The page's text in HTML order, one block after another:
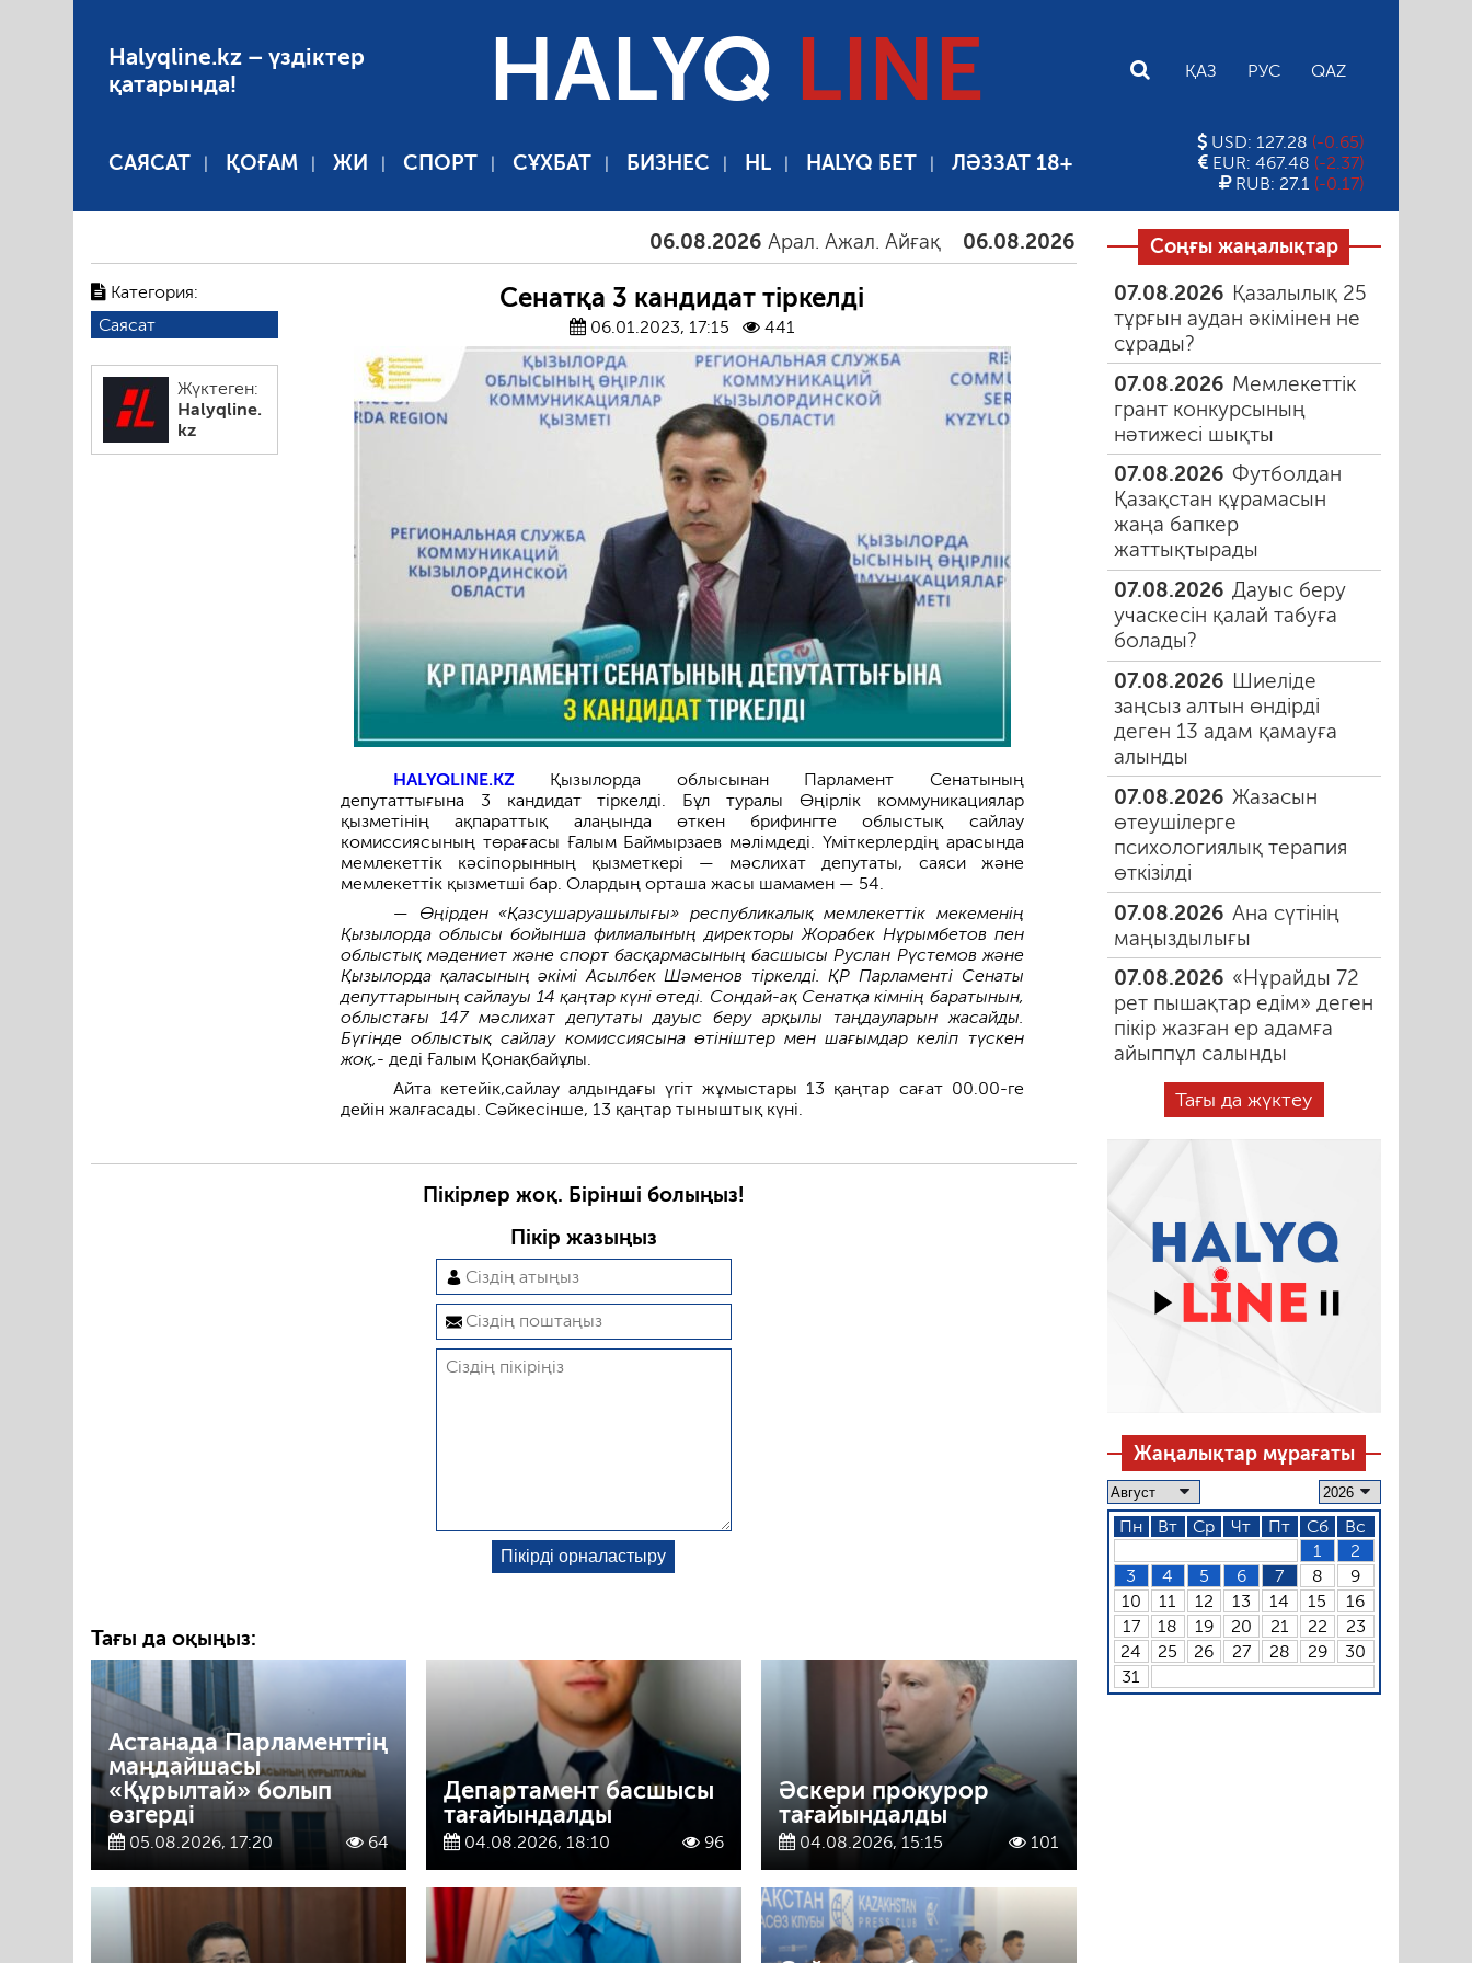
Halyqline.kz – үздіктер
қатарында!
HALYQ LINE ҚАЗ РУС QAZ
САЯСАТ ҚОҒАМ ЖИ СПОРТ СҰХБАТ БИЗНЕС HL HALYQ БЕТ ЛӘЗЗАТ 18+
USD: 127.28 (-0.65)
EUR: 467.48 (-2.37)
RUB: 27.1 (-0.17)
06.08.2026 Арал. Ажал. Айғақ 06.08.2026 Тамыздағы таңғы түтін 06.08.2026
Категория:
Саясат
Жүктеген:
Halyqline.
kz
Сенатқа 3 кандидат тіркелді
06.01.2023, 17:15 441
HALYQLINE.KZ Қызылорда облысынан Парламент Сенатының
депутаттығына 3 кандидат тіркелді. Бұл туралы Өңірлік коммуникациялар
қызметінің ақпараттық алаңында өткен брифингте облыстық сайлау
комиссиясының төрағасы Ғалым Баймырзаев мәлімдеді. Үміткерлердің арасында
мемлекеттік кәсіпорынның қызметкері — мәслихат депутаты, саяси және
мемлекеттік қызметші бар. Олардың орташа жасы шамамен — 54.
— Өңірден «Қазсушаруашылығы» республикалық мемлекеттік мекеменің
Қызылорда облысы бойынша филиалының директоры Жорабек Нұрымбетов пен
облыстық мәдениет және спорт басқармасының басшысы Руслан Рүстемов және
Қызылорда қаласының әкімі Асылбек Шәменов тіркелді. ҚР Парламенті Сенаты
депуттарының сайлауы 14 қаңтар күні өтеді. Сондай-ақ Сенатқа кімнің баратынын,
облыстағы 147 мәслихат депутаты дауыс беру арқылы таңдауларын жасайды.
Бүгінде облыстық сайлау комиссиясына өтініштер мен шағымдар келіп түскен
жоқ,- деді Ғалым Қонақбайұлы.
Айта кетейік,сайлау алдындағы үгіт жұмыстары 13 қаңтар сағат 00.00-ге
дейін жалғасады. Сәйкесінше, 13 қаңтар тыныштық күні.
Пікірлер жоқ. Бірінші болыңыз!
Пікір жазыңыз
Тағы да оқыңыз:
Астанада Парламенттің
маңдайшасы
«Құрылтай» болып
өзгерді
05.08.2026, 17:20 64
Департамент басшысы
тағайындалды
04.08.2026, 18:10 96
Әскери прокурор
тағайындалды
04.08.2026, 15:15 101
Соңғы жаңалықтар
07.08.2026 Қазалылық 25
тұрғын аудан әкімінен не
сұрады?
07.08.2026 Мемлекеттік
грант конкурсының
нәтижесі шықты
07.08.2026 Футболдан
Қазақстан құрамасын
жаңа бапкер
жаттықтырады
07.08.2026 Дауыс беру
учаскесін қалай табуға
болады?
07.08.2026 Шиеліде
заңсыз алтын өндірді
деген 13 адам қамауға
алынды
07.08.2026 Жазасын
өтеушілерге
психологиялық терапия
өткізілді
07.08.2026 Ана сүтінің
маңыздылығы
07.08.2026 «Нұрайды 72
рет пышақтар едім» деген
пікір жазған ер адамға
айыппұл салынды
Тағы да жүктеу
Жаңалықтар мұрағаты
Пн Вт Ср Чт Пт Сб
Вс
1
2
3
4 5 6 7 8
9
10
11 12 13 14 15
16
17
18 19 20 21 22
23
24
25 26 27 28 29
30
31